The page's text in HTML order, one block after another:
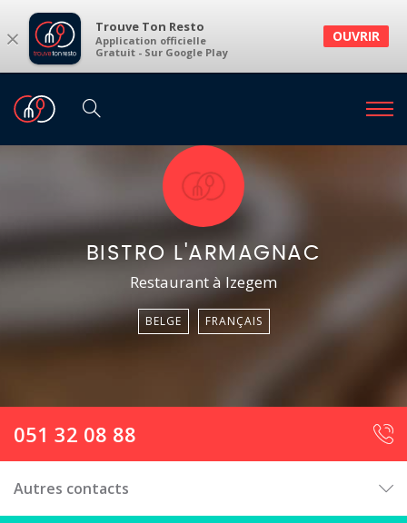
× Trouve Ton Resto
Application officielle
Gratuit - Sur Google Play
OUVRIR
BISTRO L'ARMAGNAC
Restaurant à Izegem
BELGE FRANÇAIS
051 32 08 88
Autres contacts